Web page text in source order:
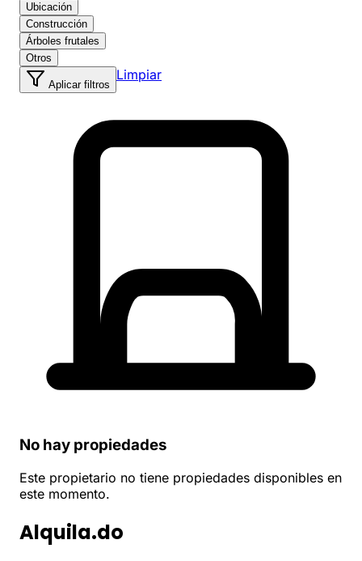
Ubicación
Construcción
Árboles frutales
Otros
Aplicar filtros
Limpiar
No hay propiedades
Este propietario no tiene propiedades disponibles en
este momento.
Alquila.do